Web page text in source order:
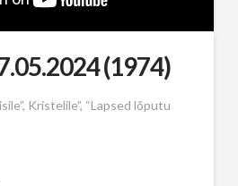
(1974)
Kristelile”, “Lapsed lõputu